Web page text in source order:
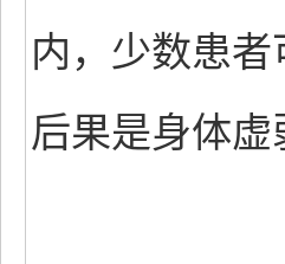
内，少数患
后果是身体